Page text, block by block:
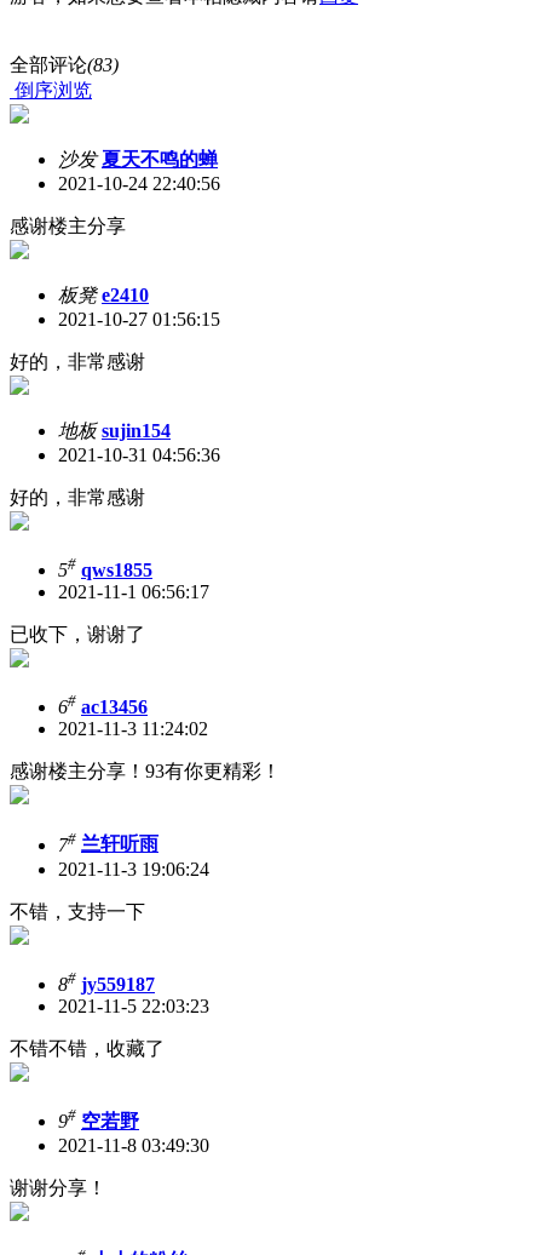
全部评论(83)
倒序浏览
沙发 夏天不鸣的蝉
2021-10-24 22:40:56
感谢楼主分享
板凳 e2410
2021-10-27 01:56:15
好的，非常感谢
地板 sujin154
2021-10-31 04:56:36
好的，非常感谢
5# qws1855
2021-11-1 06:56:17
已收下，谢谢了
6# ac13456
2021-11-3 11:24:02
感谢楼主分享！93有你更精彩！
7# 兰轩听雨
2021-11-3 19:06:24
不错，支持一下
8# jy559187
2021-11-5 22:03:23
不错不错，收藏了
9# 空若野
2021-11-8 03:49:30
谢谢分享！